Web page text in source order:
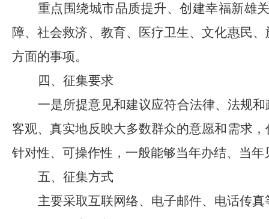
重点 围绕城市品质提升、创建幸福新雄
障、社会救济、教育、医疗卫生、文化惠民
方面的事项。
四、征集要求
一是所提意见和建议应符合法律、法规
客观、真实地反映大多数群众的意愿和需求
针对性、可操作性，一般能够当年办结、当年
五、征集方式
主要采取互联网络、电子邮件、 电话传真